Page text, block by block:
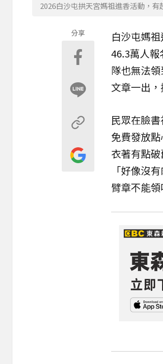
2026白沙屯拱天宮媽祖進香活動，有
分享 白沙屯媽祖
46.3萬人
隊也無法
文章一出
民眾在臉
免費發放
衣著有點
「好像沒
臂章不能領